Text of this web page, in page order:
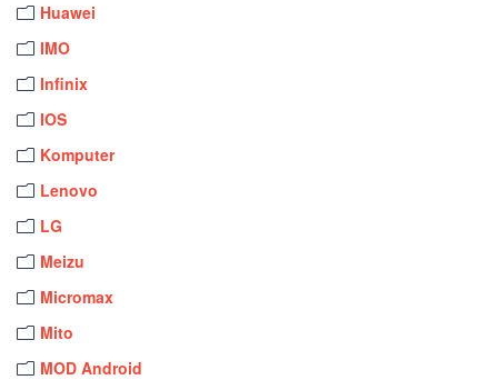
Huawei
IMO
Infinix
IOS
Komputer
Lenovo
LG
Meizu
Micromax
Mito
MOD Android